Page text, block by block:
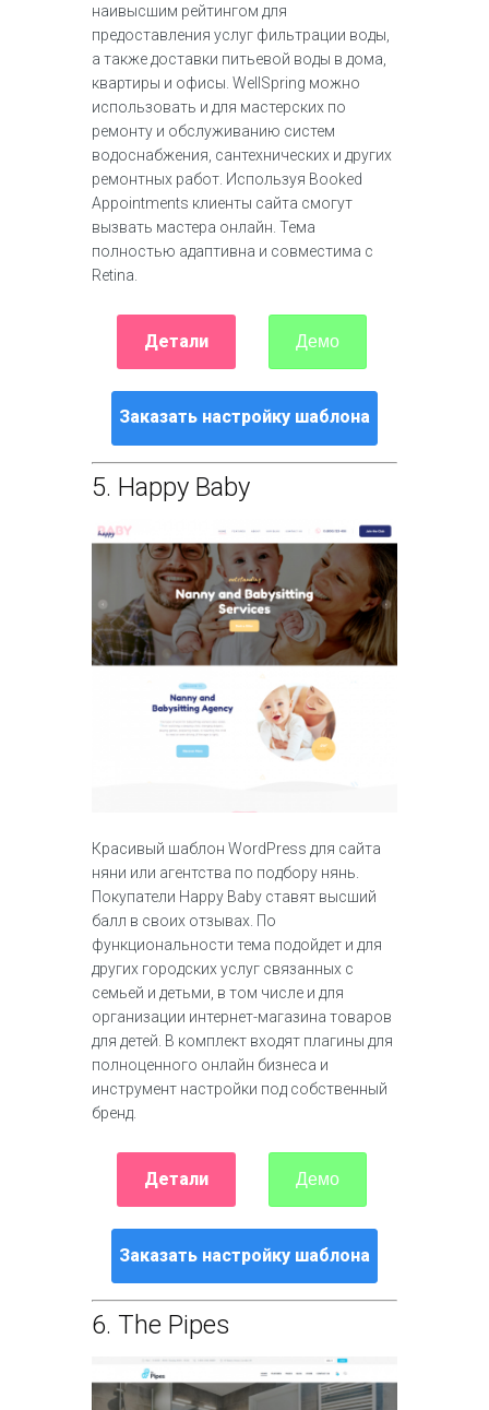
наивысшим рейтингом для
предоставления услуг фильтрации воды,
а также доставки питьевой воды в дома,
квартиры и офисы. WellSpring можно
использовать и для мастерских по
ремонту и обслуживанию систем
водоснабжения, сантехнических и других
ремонтных работ. Используя Booked
Appointments клиенты сайта смогут
вызвать мастера онлайн. Тема
полностью адаптивна и совместима с
Retina.
Детали Демо
Заказать настройку шаблона
5. Happy Baby
Красивый шаблон WordPress для сайта
няни или агентства по подбору нянь.
Покупатели Happy Baby ставят высший
балл в своих отзывах. По
функциональности тема подойдет и для
других городских услуг связанных с
семьей и детьми, в том числе и для
организации интернет-магазина товаров
для детей. В комплект входят плагины для
полноценного онлайн бизнеса и
инструмент настройки под собственный
бренд.
Детали Демо
Заказать настройку шаблона
6. The Pipes